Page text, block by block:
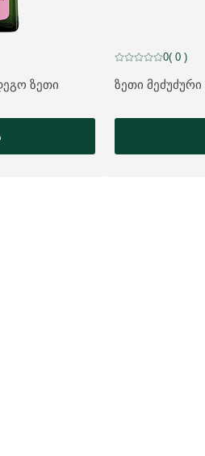
ზეთი
5-დან შეფასებულია 0
ᲛᲔᲢᲘ
ზეთი
მიმდინარე
0( 0 )